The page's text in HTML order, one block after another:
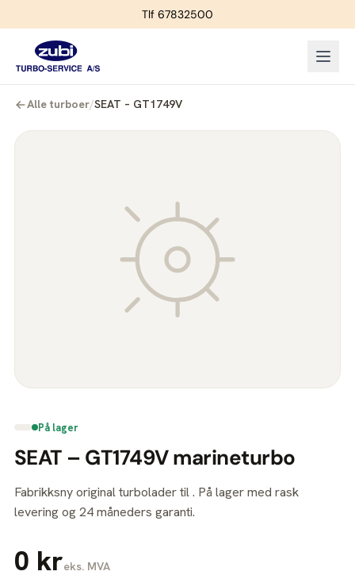
Tlf 67832500
Alle turboer/SEAT – GT1749V
På lager
SEAT – GT1749V marineturbo
Fabrikksny original turbolader til . På lager med rask
levering og 24 måneders garanti.
0 kreks. MVA